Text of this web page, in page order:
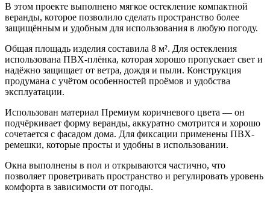
В этом проекте выполнено мягкое остекление компактной
веранды, которое позволило сделать пространство более
защищённым и удобным для использования в любую погоду.
Общая площадь изделия составила 8 м². Для остекления
использована ПВХ-плёнка, которая хорошо пропускает свет и
надёжно защищает от ветра, дождя и пыли. Конструкция
продумана с учётом особенностей проёмов и удобства
эксплуатации.
Использован материал Премиум коричневого цвета — он
подчёркивает форму веранды, аккуратно смотрится и хорошо
сочетается с фасадом дома. Для фиксации применены ПВХ-
ремешки, которые просты и удобны в использовании.
Окна выполнены в пол и открываются частично, что
позволяет проветривать пространство и регулировать уровень
комфорта в зависимости от погоды.